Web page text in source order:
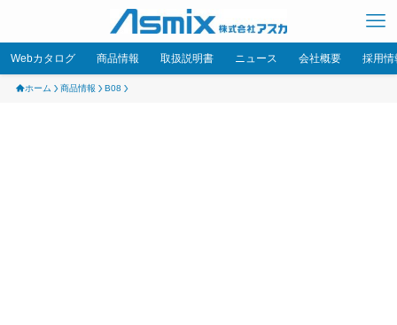
Webカタログ 商品情報 取扱説明書 ニュース 会社概要 採用情
ホーム 商品情報 B08